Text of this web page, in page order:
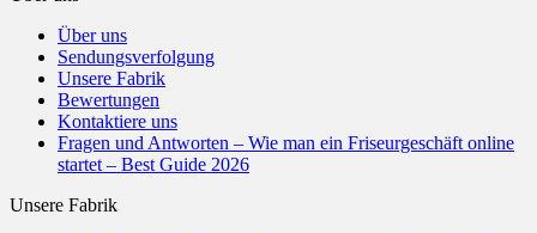
Über uns
Sendungsverfolgung
Unsere Fabrik
Bewertungen
Kontaktiere uns
Fragen und Antworten – Wie man ein Friseurgeschäft online
startet – Best Guide 2026
Unsere Fabrik